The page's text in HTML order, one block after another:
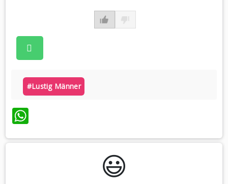
#lustig Männer
WhatsApp
😃️